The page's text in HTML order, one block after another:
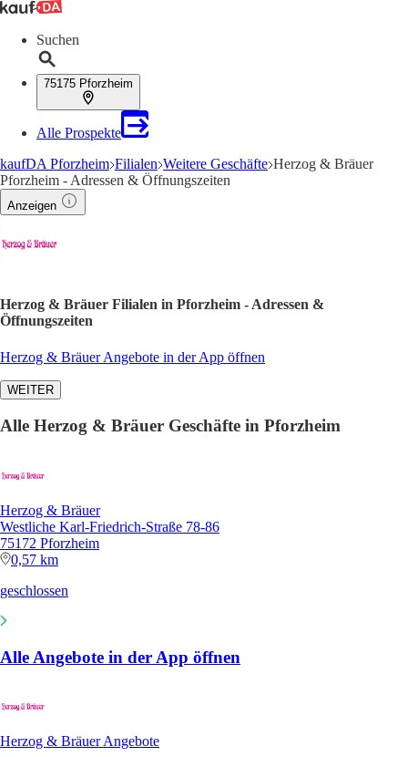
Suchen
75175 Pforzheim
Alle Prospekte
kaufDA Pforzheim Filialen Weitere Geschäfte Herzog & Bräuer
Pforzheim - Adressen & Öffnungszeiten
Anzeigen
Herzog & Bräuer Filialen in Pforzheim - Adressen &
Öffnungszeiten
Herzog & Bräuer Angebote in der App öffnen
WEITER
Alle Herzog & Bräuer Geschäfte in Pforzheim
Herzog & Bräuer
Westliche Karl-Friedrich-Straße 78-86
75172 Pforzheim
0,57 km
geschlossen
Alle Angebote in der App öffnen
Herzog & Bräuer Angebote